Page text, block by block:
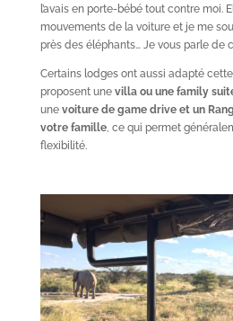
l’avais en porte-bébé tout contre moi.
mouvements de la voiture et je me
près des éléphants… Je vous parle de
Certains lodges ont aussi adapté
proposent une villa ou une family
une voiture de game drive et un
votre famille, ce qui permet
flexibilité.